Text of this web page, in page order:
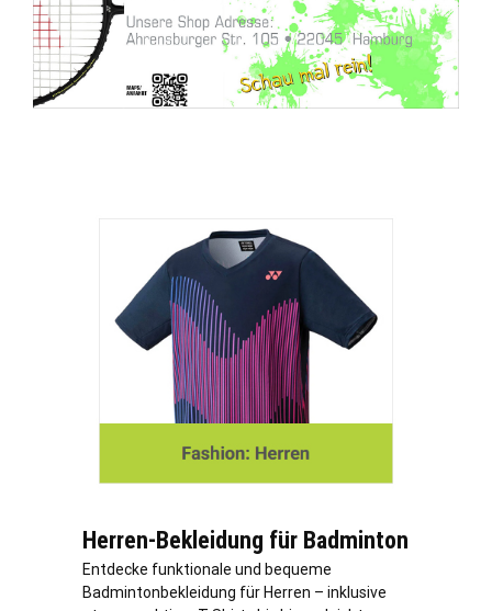
Herren-Bekleidung für Badminton
Entdecke funktionale und bequeme
Badmintonbekleidung für Herren – inklusive